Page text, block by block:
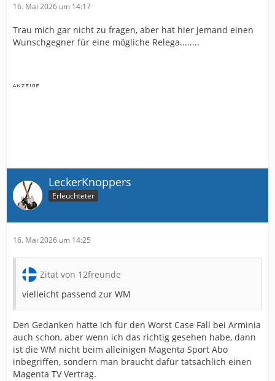
16. Mai 2026 um 14:17
Trau mich gar nicht zu fragen, aber hat hier jemand einen
Wunschgegner für eine mögliche Relega........
LeckerKnoppers
Erleuchteter
16. Mai 2026 um 14:25
Zitat von 12freunde
vielleicht passend zur WM
Den Gedanken hatte ich für den Worst Case Fall bei Arminia
auch schon, aber wenn ich das richtig gesehen habe, dann
ist die WM nicht beim alleinigen Magenta Sport Abo
inbegriffen, sondern man braucht dafür tatsächlich einen
Magenta TV Vertrag.